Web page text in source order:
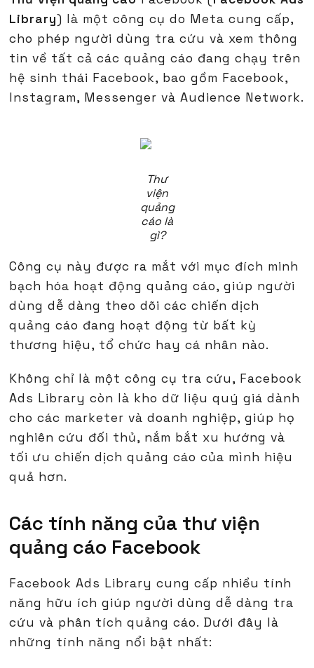
Library) là một công cụ do Meta cung cấp,
cho phép người dùng tra cứu và xem thông
tin về tất cả các quảng cáo đang chạy trên
hệ sinh thái Facebook, bao gồm Facebook,
Instagram, Messenger và Audience Network.
Thư
viện
quảng
cáo là
gì?
Công cụ này được ra mắt với mục đích minh
bạch hóa hoạt động quảng cáo, giúp người
dùng dễ dàng theo dõi các chiến dịch
quảng cáo đang hoạt động từ bất kỳ
thương hiệu, tổ chức hay cá nhân nào.
Không chỉ là một công cụ tra cứu, Facebook
Ads Library còn là kho dữ liệu quý giá dành
cho các marketer và doanh nghiệp, giúp họ
nghiên cứu đối thủ, nắm bắt xu hướng và
tối ưu chiến dịch quảng cáo của mình hiệu
quả hơn.
Các tính năng của thư viện
quảng cáo Facebook
Facebook Ads Library cung cấp nhiều tính
năng hữu ích giúp người dùng dễ dàng tra
cứu và phân tích quảng cáo. Dưới đây là
những tính năng nổi bật nhất: